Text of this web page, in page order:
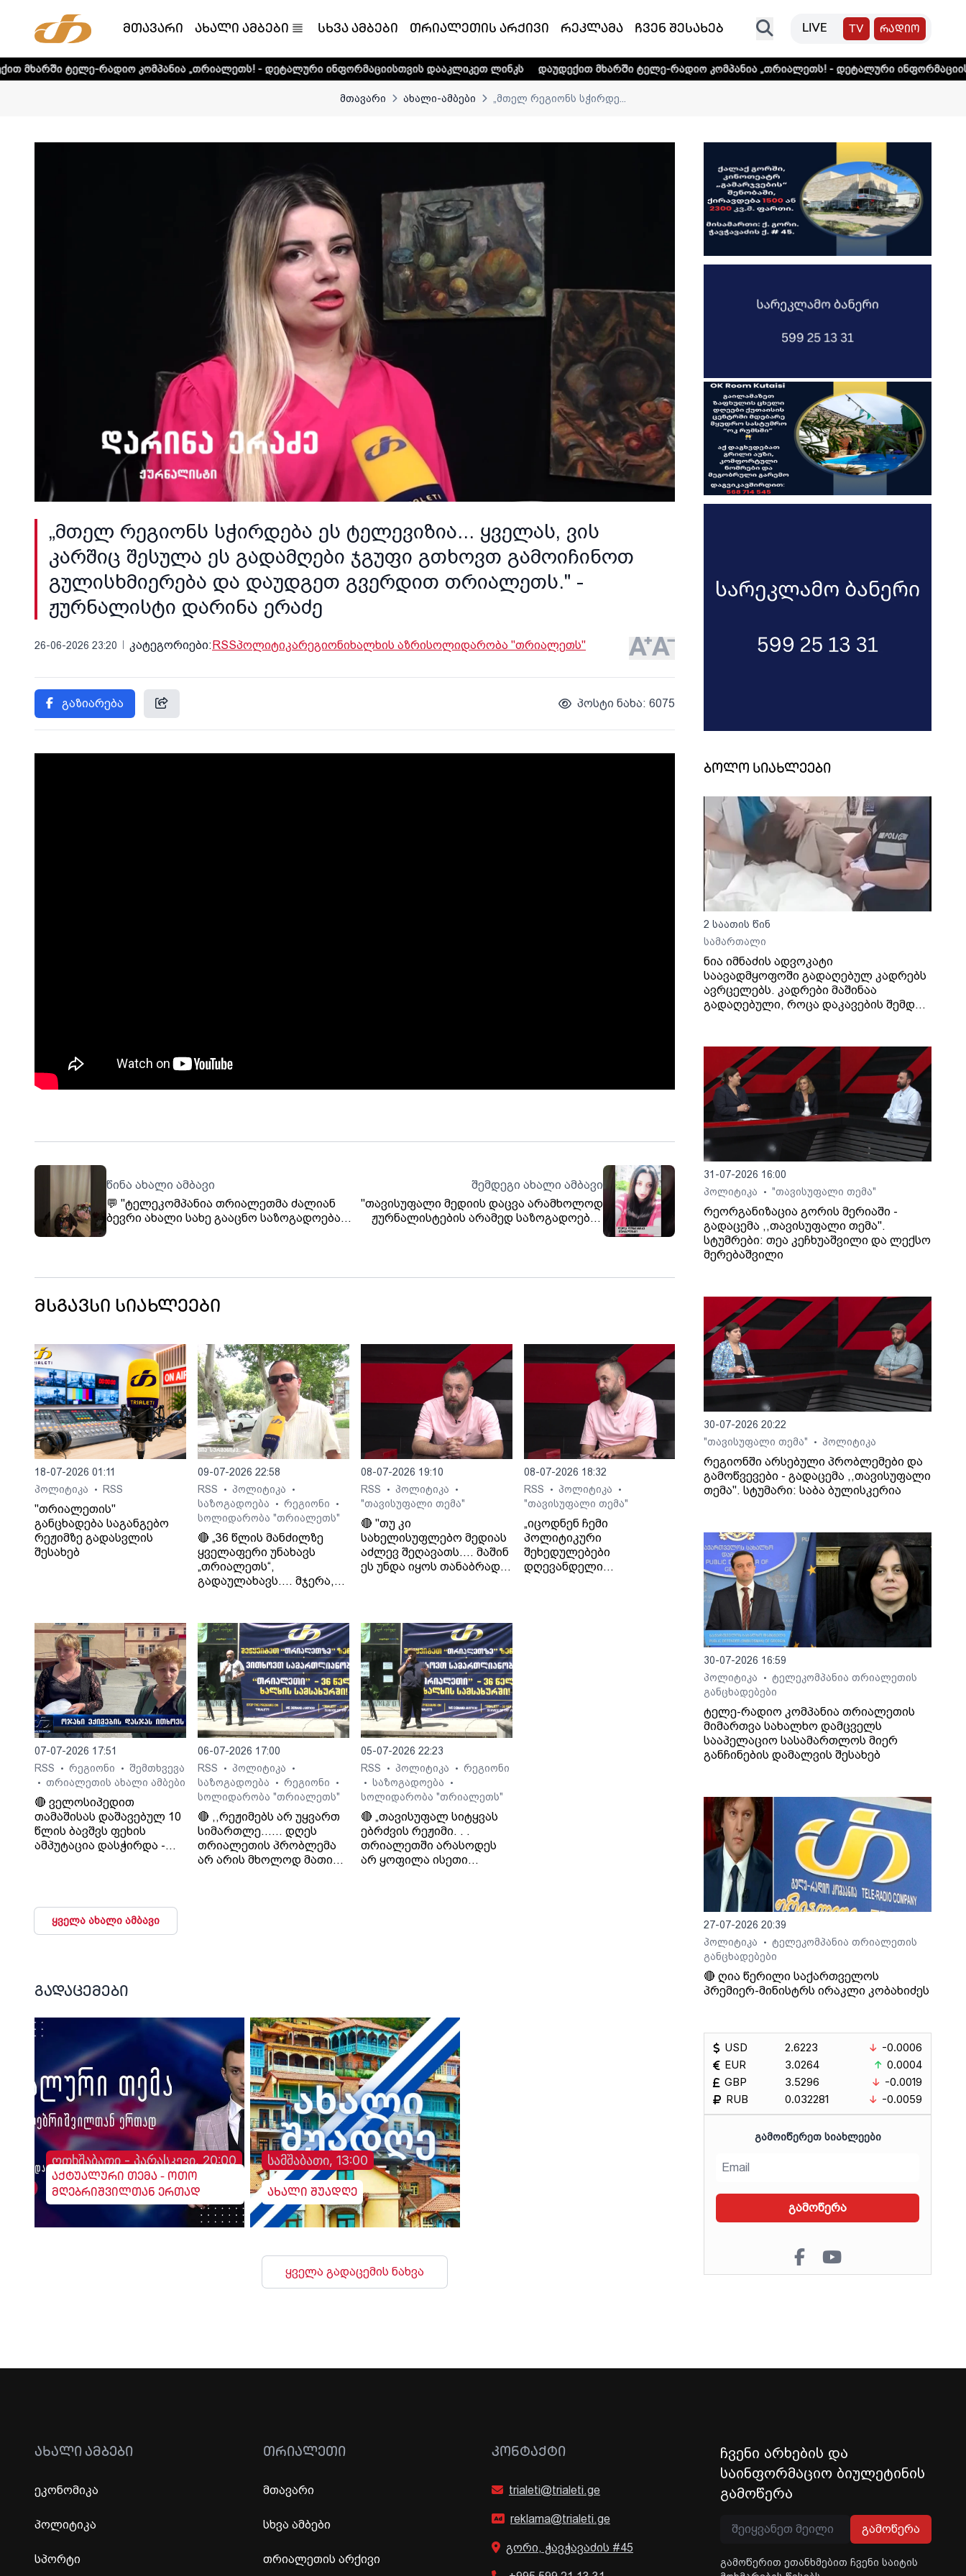
მთავარი ახალი ამბები სხვა ამბები თრიალეთის არქივი რეკლამა ჩვენ შესახებ LIVE TV რადიო
რადიო კომპანია „თრიალეთს! - დეტალური ინფორმაციისთვის დააკლიკეთ ლინკს დაუდექით მხარში ტელე-რადიო კომპანია „თრიალეთს! - დეტალური ინფორმაციისთვის
მთავარი ახალი-ამბები „მთელ რეგიონს სჭირდე...
„მთელ რეგიონს სჭირდება ეს ტელევიზია... ყველას, ვის
კარშიც შესულა ეს გადამღები ჯგუფი გთხოვთ გამოიჩინოთ
გულისხმიერება და დაუდგეთ გვერდით თრიალეთს." -
ჟურნალისტი დარინა ერაძე
26-06-2026 23:20 კატეგორიები:RSSპოლიტიკარეგიონიხალხის აზრისოლიდარობა "თრიალეთს"
გაზიარება პოსტი ნახა: 6075
წინა ახალი ამბავი
💬 "ტელეკომპანია თრიალეთმა ძალიან
ბევრი ახალი სახე გააცნო საზოგადოებას.
შანიძის მხარდაჭერა ტელე-რადიო
შემდეგი ახალი ამბავი
"თავისუფალი მედიის დაცვა არამხოლოდ
ჟურნალისტების არამედ საზოგადოების
პასუხისმგელობაც არის" - ლელა
მსგავსი სიახლეები
18-07-2026 01:11
პოლიტიკა
• RSS
"თრიალეთის"
განცხადება საგანგებო
რეჟიმზე გადასვლის
შესახებ
09-07-2026 22:58
RSS
• პოლიტიკა •
საზოგადოება • რეგიონი •
სოლიდარობა "თრიალეთს"
🔴 „36 წლის მანძილზე
ყველაფერი უნახავს
„თრიალეთს“,
გადაულახავს.... მჯერა,
დათმობაზე წავა
ხელისუფლება და ის
ელემენტარული
მოთხოვნა რასაც
თრიალეთი ითხოვს
დააკმაყოფილებს.“. - გია
სურმანიძე. ტვ 25-ის
დამფუძნებელი.
08-07-2026 19:10
RSS
• პოლიტიკა •
"თავისუფალი თემა"
🔴 "თუ კი
სახელისუფლებო მედიას
აძლევ შეღავათს.... მაშინ
ეს უნდა იყოს თანაბრად
08-07-2026 18:32
RSS
• პოლიტიკა •
"თავისუფალი თემა"
„იცოდნენ ჩემი
პოლიტიკური
შეხედულებები
დღევანდელი
07-07-2026 17:51
RSS
• რეგიონი • შემთხვევა
• თრიალეთის ახალი ამბები
🔴 ველოსიპედით
თამაშისას დაშავებულ 10
წლის ბავშვს ფეხის
ამპუტაცია დასჭირდა -
06-07-2026 17:00
RSS
• პოლიტიკა •
საზოგადოება • რეგიონი •
სოლიდარობა "თრიალეთს"
🔴 ,,რეჟიმებს არ უყვართ
სიმართლე...... დღეს
თრიალეთის პრობლემა
არ არის მხოლოდ მათი
05-07-2026 22:23
RSS
• პოლიტიკა • რეგიონი
• საზოგადოება •
სოლიდარობა "თრიალეთს"
🔴 „თავისუფალ სიტყვას
ებრძვის რეჟიმი. . .
თრიალეთში არასოდეს
არ ყოფილა ისეთი
ყველა ახალი ამბავი
გადაცემები
ოთხშაბათი - პარასკევი, 20:00
აქტუალური თემა - ოთო
მღებრიშვილთან ერთად
სამშაბათი, 13:00
ახალი შუადღე
ყველა გადაცემის ნახვა
ბოლო სიახლეები
2 საათის წინ
სამართალი
ნია იმნაძის ადვოკატი
საავადმყოფოში გადაღებულ კადრებს
ავრცელებს. კადრები მაშინაა
გადაღებული, როცა დაკავების შემდეგ
31-07-2026 16:00
პოლიტიკა
• "თავისუფალი თემა"
რეორგანიზაცია გორის მერიაში -
გადაცემა ,,თავისუფალი თემა".
სტუმრები: თეა კეჩხუაშვილი და ლექსო
მერებაშვილი
30-07-2026 20:22
"თავისუფალი თემა"
• პოლიტიკა
რეგიონში არსებული პრობლემები და
გამოწვევები - გადაცემა ,,თავისუფალი
თემა". სტუმარი: საბა ბულისკერია
30-07-2026 16:59
პოლიტიკა
•
ტელეკომპანია თრიალეთის
განცხადებები
ტელე-რადიო კომპანია თრიალეთის
მიმართვა სახალხო დამცველს
სააპელაციო სასამართლოს მიერ
განჩინების დამალვის შესახებ
27-07-2026 20:39
პოლიტიკა
•
ტელეკომპანია თრიალეთის
განცხადებები
🔴 ღია წერილი საქართველოს
პრემიერ-მინისტრს ირაკლი კობახიძეს
USD
EUR
GBP
RUB
2.6223
3.0264
3.5296
0.032281
-0.0006
0.0004
-0.0019
-0.0059
ᲒᲐᲛᲝᲘᲬᲔᲠᲔᲗ ᲡᲘᲐᲮᲚᲔᲔᲑᲘ
გამოწერა
ᲐᲮᲐᲚᲘ ᲐᲛᲑᲔᲑᲘ
ეკონომიკა
პოლიტიკა
სპორტი
ᲗᲠᲘᲐᲚᲔᲗᲘ
მთავარი
სხვა ამბები
თრიალეთის არქივი
ᲙᲝᲜᲢᲐᲥᲢᲘ
trialeti@trialeti.ge
reklama@trialeti.ge
გორი, ჭავჭავაძის #45
ჩვენი არხების და
საინფორმაციო ბიულეტინის
გამოწერა
გამოწერა
გამოწერით ეთანხმებით ჩვენი საიტის